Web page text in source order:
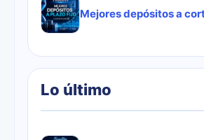
Mejores depósitos a
Lo último